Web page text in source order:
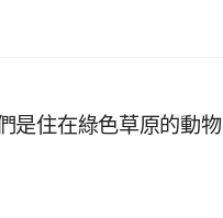
是住在綠色草原的動物